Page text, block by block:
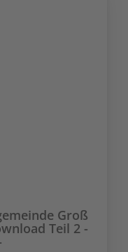
Groß
Teil 2 -